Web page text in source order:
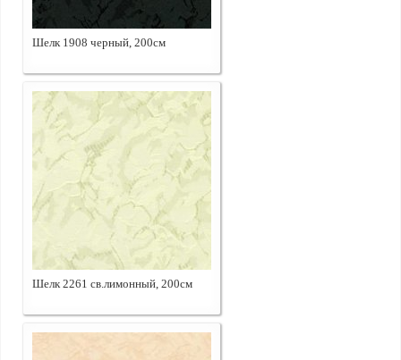
Шелк 1908 черный, 200см
Шелк 2261 св.лимонный, 200см